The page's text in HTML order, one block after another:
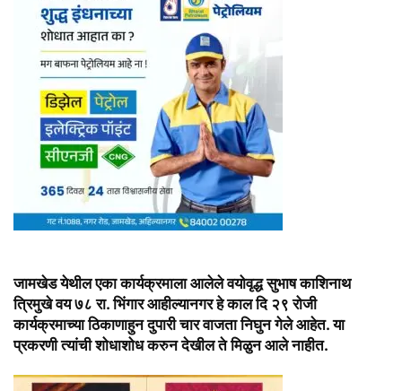
जामखेड येथील एका कार्यक्रमाला आलेले वयोवृद्ध सुभाष काशिनाथ
त्रिमुखे वय ७८ रा. भिंगार आहील्यानगर हे काल दि २९ रोजी
कार्यक्रमाच्या ठिकाणाहुन दुपारी चार वाजता निघुन गेले आहेत. या
प्रकरणी त्यांची शोधाशोध करुन देखील ते मिळुन आले नाहीत.